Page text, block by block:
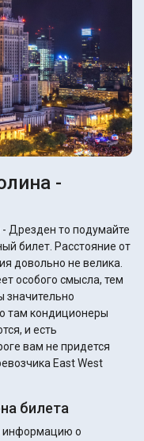
-
Дрезден то подумайте
билет. Расстояние от
довольно не велика.
особого смысла, тем
значительно
и есть
вам не придется
East West
билета
информацию о